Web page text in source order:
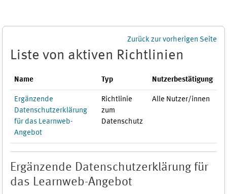
Zurück zur vorherigen Seite
Liste von aktiven Richtlinien
Name Typ Nutzerbestätigung
Ergänzende
Datenschutzerklärung
für das Learnweb-
Angebot
Richtlinie
zum
Datenschutz
Alle Nutzer/innen
Ergänzende Datenschutzerklärung für
das Learnweb-Angebot